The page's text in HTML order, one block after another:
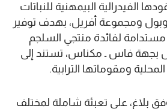
الفيدرالية البيمهنية للنباتات
ومجموعة أفريل، بهدف توفير
لفائدة منتجي السلجم
بجهة فاس ـ مكناس، تستند إلى
ومقوماتها الترابية.
بلاغ، على تعبئة شاملة لمختلف